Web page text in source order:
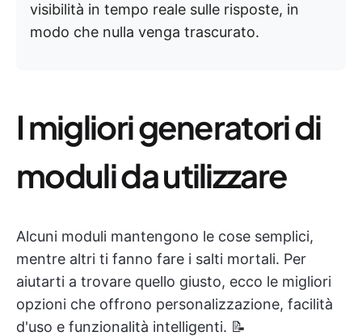
visibilità in tempo reale sulle risposte, in
modo che nulla venga trascurato.
I migliori generatori di
moduli da utilizzare
Alcuni moduli mantengono le cose semplici,
mentre altri ti fanno fare i salti mortali. Per
aiutarti a trovare quello giusto, ecco le migliori
opzioni che offrono personalizzazione, facilità
d'uso e funzionalità intelligenti. 📝